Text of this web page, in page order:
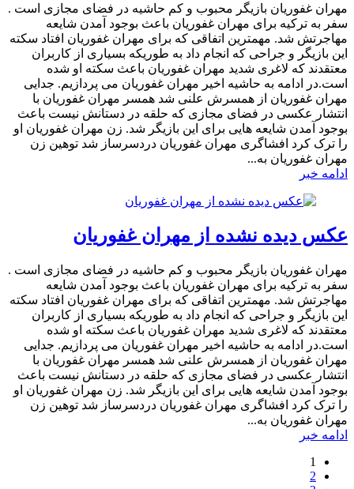
مهران غفوریان بازیگر محبوب و کم حاشیه در فضای مجازی است .
سفر به ترکیه برای مهران غفوریان باعث بوجود آمدن شایعه
مهاجرتش شد. مهمترین اتفاقی که برای مهران غفوریان افتاد سکته
این بازیگر و جراحی که انجام داد به طوریکه بسیاری از کاربران
معتقدند که لاغری شدید مهران غفوریان باعث سکته او شده
است.در ادامه به حاشیه اخیر مهران غفوریان می پردازیم. جدایی
مهران غفوریان از همسرش علنی شد همسر مهران غفوریان با
انتشار عکسی در فضای مجازی که حلقه در دستانش نیست باعث
بوجود آمدن شایعه هایی برای این بازیگر شد. زن مهران غفوریان او
را ترک کرد افشاگری مهران غفوریان دردسرساز شد توهین زن
مهران غفوریان به...
ادامه خبر
عکس دیده نشده از مهران غفوریان
مهران غفوریان بازیگر محبوب و کم حاشیه در فضای مجازی است .
سفر به ترکیه برای مهران غفوریان باعث بوجود آمدن شایعه
مهاجرتش شد. مهمترین اتفاقی که برای مهران غفوریان افتاد سکته
این بازیگر و جراحی که انجام داد به طوریکه بسیاری از کاربران
معتقدند که لاغری شدید مهران غفوریان باعث سکته او شده
است.در ادامه به حاشیه اخیر مهران غفوریان می پردازیم. جدایی
مهران غفوریان از همسرش علنی شد همسر مهران غفوریان با
انتشار عکسی در فضای مجازی که حلقه در دستانش نیست باعث
بوجود آمدن شایعه هایی برای این بازیگر شد. زن مهران غفوریان او
را ترک کرد افشاگری مهران غفوریان دردسرساز شد توهین زن
مهران غفوریان به...
ادامه خبر
1
2